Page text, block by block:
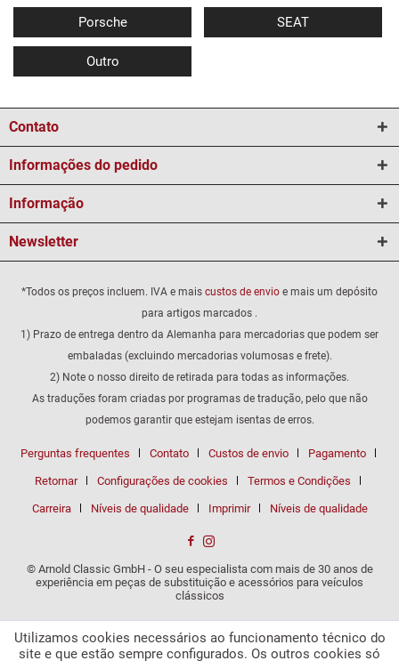
Porsche SEAT
Outro
Contato
Informações do pedido
Informação
Newsletter
*Todos os preços incluem. IVA e mais custos de envio e mais um depósito
para artigos marcados .
1) Prazo de entrega dentro da Alemanha para mercadorias que podem ser
embaladas (excluindo mercadorias volumosas e frete).
2) Note o nosso direito de retirada para todas as informações.
As traduções foram criadas por programas de tradução, pelo que não
podemos garantir que estejam isentas de erros.
Perguntas frequentes Contato Custos de envio Pagamento
Retornar Configurações de cookies Termos e Condições
Carreira Níveis de qualidade Imprimir Níveis de qualidade
© Arnold Classic GmbH - O seu especialista com mais de 30 anos de
experiência em peças de substituição e acessórios para veículos
clássicos
Utilizamos cookies necessários ao funcionamento técnico do
site e que estão sempre configurados. Os outros cookies só